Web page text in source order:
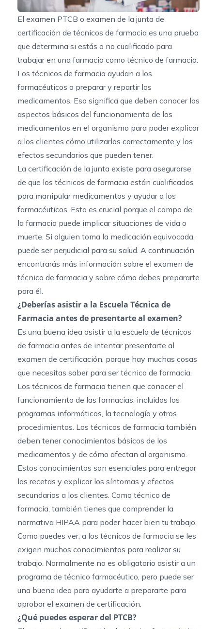
El examen PTCB o examen de la junta de
certificación de técnicos de farmacia es una prueba
que determina si estás o no cualificado para
trabajar en una farmacia como técnico de farmacia.
Los técnicos de farmacia ayudan a los
farmacéuticos a preparar y repartir los
medicamentos. Eso significa que deben conocer los
aspectos básicos del funcionamiento de los
medicamentos en el organismo para poder explicar
a los clientes cómo utilizarlos correctamente y los
efectos secundarios que pueden tener.
La certificación de la junta existe para asegurarse
de que los técnicos de farmacia están cualificados
para manipular medicamentos y ayudar a los
farmacéuticos. Esto es crucial porque el campo de
la farmacia puede implicar situaciones de vida o
muerte. Si alguien toma la medicación equivocada,
puede ser perjudicial para su salud. A continuación
encontrarás más información sobre el examen de
técnico de farmacia y sobre cómo debes prepararte
para él.
¿Deberías asistir a la Escuela Técnica de
Farmacia antes de presentarte al examen?
Es una buena idea asistir a la escuela de técnicos
de farmacia antes de intentar presentarte al
examen de certificación, porque hay muchas cosas
que necesitas saber para ser técnico de farmacia.
Los técnicos de farmacia tienen que conocer el
funcionamiento de las farmacias, incluidos los
programas informáticos, la tecnología y otros
procedimientos. Los técnicos de farmacia también
deben tener conocimientos básicos de los
medicamentos y de cómo afectan al organismo.
Estos conocimientos son esenciales para entregar
las recetas y explicar los síntomas y efectos
secundarios a los clientes. Como técnico de
farmacia, también tienes que comprender la
normativa HIPAA para poder hacer bien tu trabajo.
Como puedes ver, a los técnicos de farmacia se les
exigen muchos conocimientos para realizar su
trabajo. Normalmente no es obligatorio asistir a un
programa de técnico farmacéutico, pero puede ser
una buena idea para ayudarte a prepararte para
aprobar el examen de certificación.
¿Qué puedes esperar del PTCB?